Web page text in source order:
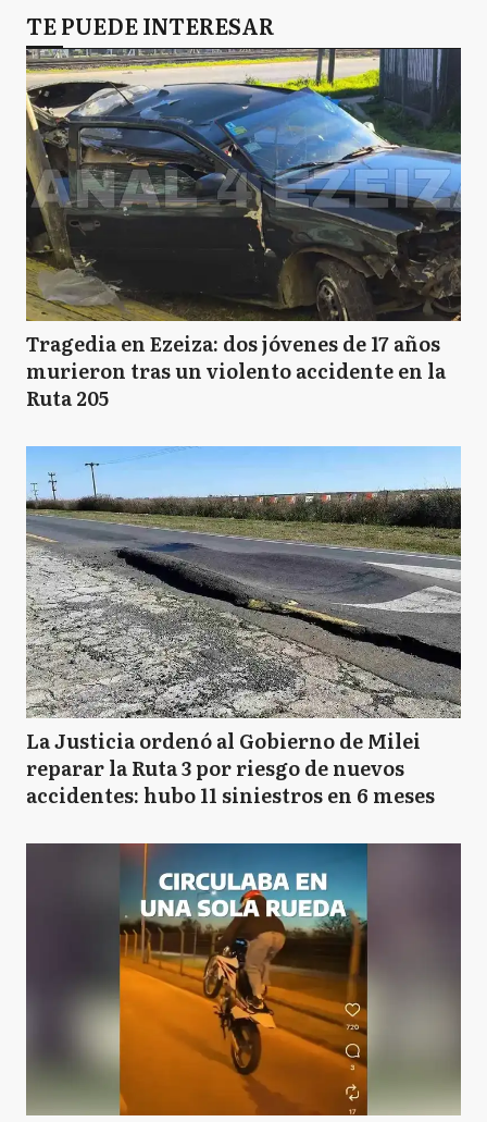
TE PUEDE INTERESAR
Tragedia en Ezeiza: dos jóvenes de 17 años
murieron tras un violento accidente en la
Ruta 205
La Justicia ordenó al Gobierno de Milei
reparar la Ruta 3 por riesgo de nuevos
accidentes: hubo 11 siniestros en 6 meses